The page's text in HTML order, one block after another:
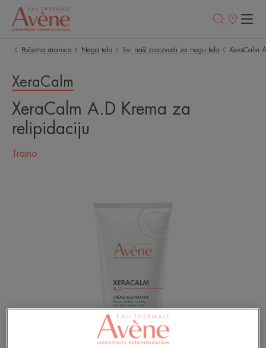
Prodajna
Početna stranica Nega tela Svi naši proizvodi za negu tela XeraCalm
XeraCalm
XeraCalm A.D Krema za
relipidaciju
Trajno